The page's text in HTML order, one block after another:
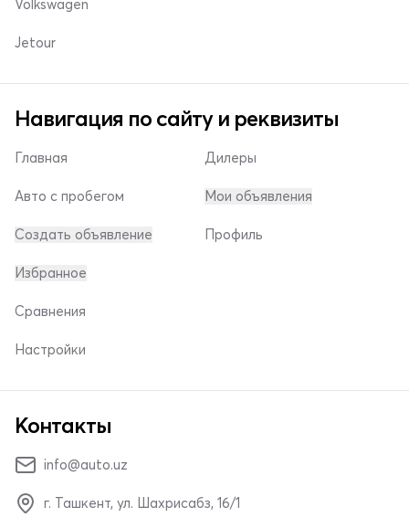
Volkswagen
Jetour
Навигация по сайту и реквизиты
Главная
Авто с пробегом
Создать объявление
Дилеры
Мои объявления
Профиль
Избранное
Сравнения
Настройки
Контакты
info@auto.uz
г. Ташкент, ул. Шахрисабз, 16/1